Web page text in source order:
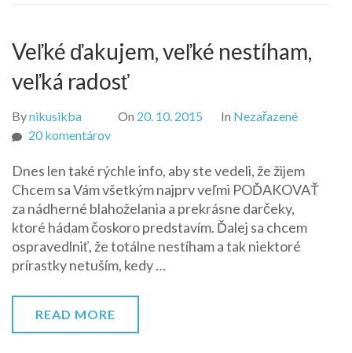
Veľké ďakujem, veľké nestíham,
veľká radosť
Bynikusikba On 20. 10. 2015 In Nezařazené
20 komentárovna
ďakujem,
veľké
nestíham,
veľká
radosť
Dnes len také rýchle info, aby ste vedeli, že žijem
Chcem sa Vám všetkým najprv veľmi POĎAKOVAŤ
za nádherné blahoželania a prekrásne darčeky,
ktoré hádam čoskoro predstavím. Ďalej sa chcem
ospravedlniť, že totálne nestíham a tak niektoré
prírastky netuším, kedy …
READ MORE